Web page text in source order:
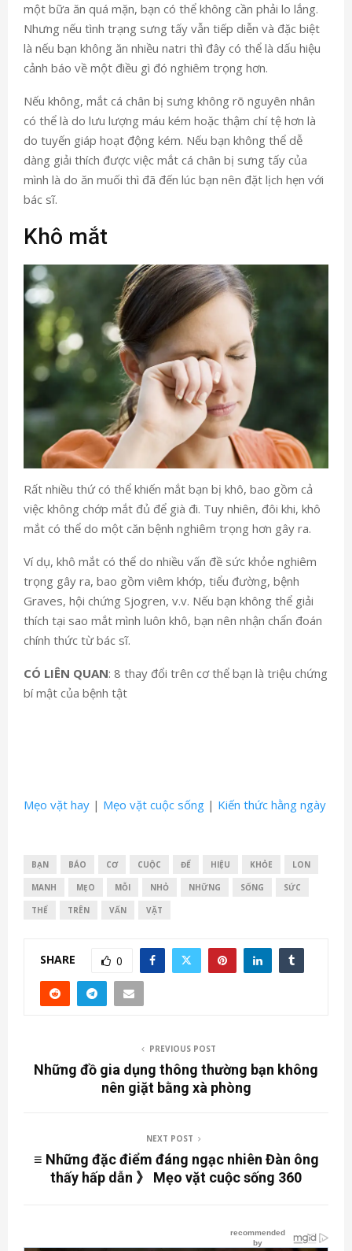
một bữa ăn quá mặn, bạn có thể không cần phải lo lắng.
Nhưng nếu tình trạng sưng tấy vẫn tiếp diễn và đặc biệt
là nếu bạn không ăn nhiều natri thì đây có thể là dấu hiệu
cảnh báo về một điều gì đó nghiêm trọng hơn.
Nếu không, mắt cá chân bị sưng không rõ nguyên nhân
có thể là do lưu lượng máu kém hoặc thậm chí tệ hơn là
do tuyến giáp hoạt động kém. Nếu bạn không thể dễ
dàng giải thích được việc mắt cá chân bị sưng tấy của
mình là do ăn muối thì đã đến lúc bạn nên đặt lịch hẹn với
bác sĩ.
Khô mắt
Rất nhiều thứ có thể khiến mắt bạn bị khô, bao gồm cả
việc không chớp mắt đủ để già đi. Tuy nhiên, đôi khi, khô
mắt có thể do một căn bệnh nghiêm trọng hơn gây ra.
Ví dụ, khô mắt có thể do nhiều vấn đề sức khỏe nghiêm
trọng gây ra, bao gồm viêm khớp, tiểu đường, bệnh
Graves, hội chứng Sjogren, v.v. Nếu bạn không thể giải
thích tại sao mắt mình luôn khô, bạn nên nhận chẩn đoán
chính thức từ bác sĩ.
CÓ LIÊN QUAN: 8 thay đổi trên cơ thể bạn là triệu chứng
bí mật của bệnh tật
Mẹo vặt hay | Mẹo vặt cuộc sống | Kiến thức hằng ngày
BẠN BÁO CƠ CUỘC ĐỂ HIỆU KHỎE LON
MANH MẸO MỖI NHỎ NHỮNG SỐNG SỨC
THỂ TRÊN VẤN VẶT
SHARE 0
PREVIOUS POST
Những đồ gia dụng thông thường bạn không
nên giặt bằng xà phòng
NEXT POST
≡ Những đặc điểm đáng ngạc nhiên Đàn ông
thấy hấp dẫn 》 Mẹo vặt cuộc sống 360